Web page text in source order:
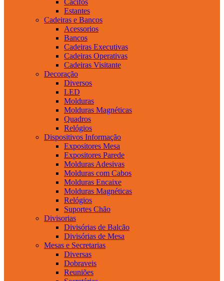
Estantes
Cadeiras e Bancos
Acessorios
Bancos
Cadeiras Executivas
Cadeiras Operativas
Cadeiras Visitante
Decoração
Diversos
LED
Molduras
Molduras Magnéticas
Quadros
Relógios
Dispositivos Informação
Expositores Mesa
Expositores Parede
Molduras Adesivas
Molduras com Cabos
Molduras Encaixe
Molduras Magnéticas
Relógios
Suportes Chão
Divisorias
Divisórias de Balcão
Divisórias de Mesa
Mesas e Secretarias
Diversas
Dobraveis
Reuniões